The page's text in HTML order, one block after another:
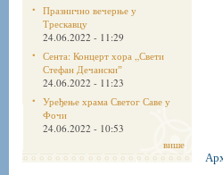
Празнично вечерње у
Трескавцу
24.06.2022 - 11:29
Сента: Концерт хора „Свети
Стефан Дечанскиˮ
24.06.2022 - 11:23
Уређење храма Светог Саве у
Фочи
24.06.2022 - 10:53
више